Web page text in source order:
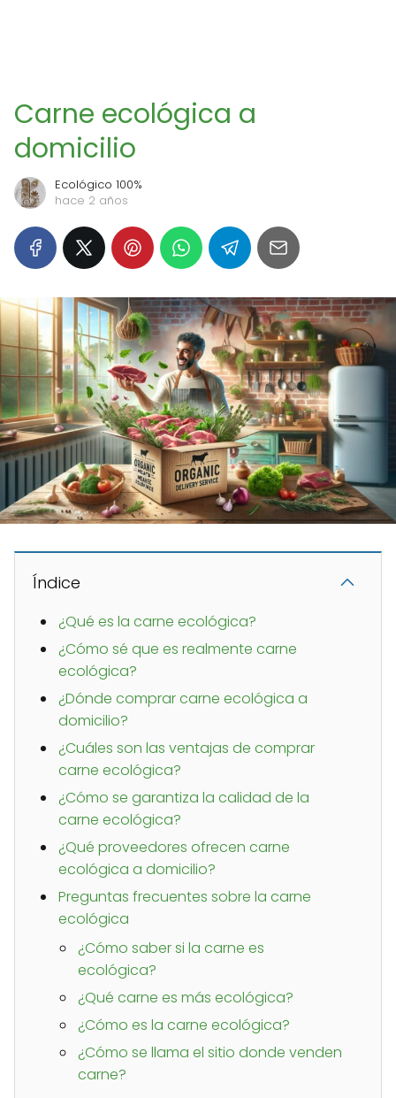
Carne ecológica a
domicilio
Ecológico 100%
hace 2 años
Índice
¿Qué es la carne ecológica?
¿Cómo sé que es realmente carne
ecológica?
¿Dónde comprar carne ecológica a
domicilio?
¿Cuáles son las ventajas de comprar
carne ecológica?
¿Cómo se garantiza la calidad de la
carne ecológica?
¿Qué proveedores ofrecen carne
ecológica a domicilio?
Preguntas frecuentes sobre la carne
ecológica
¿Cómo saber si la carne es
ecológica?
¿Qué carne es más ecológica?
¿Cómo es la carne ecológica?
¿Cómo se llama el sitio donde venden
carne?